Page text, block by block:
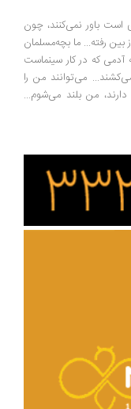
نمی‌کنند، چون
ما بچه‌مسلمان
در کار سینماست
می‌توانند من را
من بلند می‌شوم...